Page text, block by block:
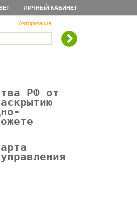
Авторизация
ЛИЧНЫЙ КАБИНЕТ
РФ от